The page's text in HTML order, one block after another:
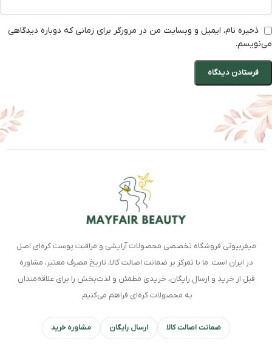
ذخیره نام، ایمیل و وبسایت من در مرورگر برای زمانی که دوباره دیدگاهی
می‌نویسم.
میفربیوتی فروشگاه تخصصی محصولات آرایشی و مراقبت پوست کره‌ای اصل
در ایران است. ما با تمرکز بر ضمانت اصالت کالا، تاریخ مصرف معتبر، مشاوره
قبل از خرید و ارسال رایگان، خریدی مطمئن و لذت‌بخش را برای علاقه‌مندان
به محصولات کره‌ای فراهم می‌کنیم.
ضمانت اصالت کالا ارسال رایگان مشاوره خرید